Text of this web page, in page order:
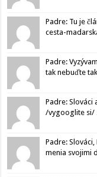
Padre: Tu je
cesta-
Padre:
tak nebuďte
Padre: Slováci
/vygooglite si/
Padre:
menia svojimi